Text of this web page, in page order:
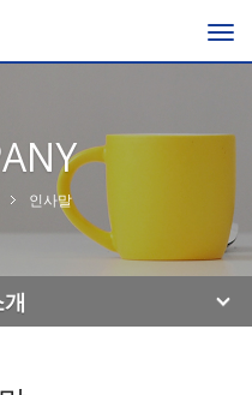
인사말